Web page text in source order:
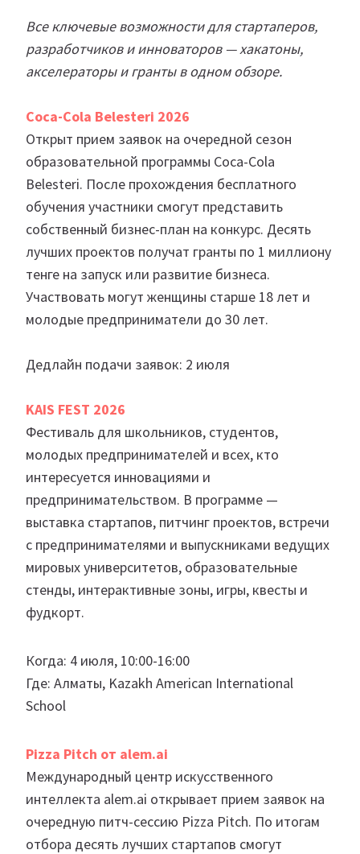
Все ключевые возможности для стартаперов,
разработчиков и инноваторов — хакатоны,
акселераторы и гранты в одном обзоре.
Coca-Cola Belesteri 2026
Открыт прием заявок на очередной сезон
образовательной программы Coca-Cola
Belesteri. После прохождения бесплатного
обучения участники смогут представить
собственный бизнес-план на конкурс. Десять
лучших проектов получат гранты по 1 миллиону
тенге на запуск или развитие бизнеса.
Участвовать могут женщины старше 18 лет и
молодые предприниматели до 30 лет.
Дедлайн подачи заявок: 2 июля
KAIS FEST 2026
Фестиваль для школьников, студентов,
молодых предпринимателей и всех, кто
интересуется инновациями и
предпринимательством. В программе —
выставка стартапов, питчинг проектов, встречи
с предпринимателями и выпускниками ведущих
мировых университетов, образовательные
стенды, интерактивные зоны, игры, квесты и
фудкорт.
Когда: 4 июля, 10:00-16:00
Где: Алматы, Kazakh American International
School
Pizza Pitch от alem.ai
Международный центр искусственного
интеллекта alem.ai открывает прием заявок на
очередную питч-сессию Pizza Pitch. По итогам
отбора десять лучших стартапов смогут